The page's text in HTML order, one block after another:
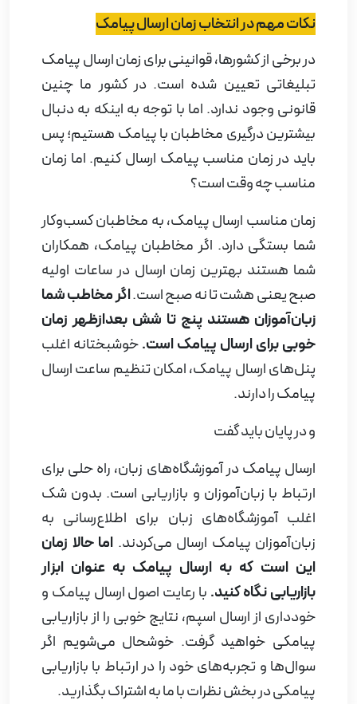
نکات مهم در انتخاب زمان ارسال پیامک
در برخی از کشورها، قوانینی برای زمان ارسال پیامک
تبلیغاتی تعیین شده است. در کشور ما چنین
قانونی وجود ندارد. اما با توجه به اینکه به دنبال
بیشترین درگیری مخاطبان با پیامک هستیم؛ پس
باید در زمان مناسب پیامک ارسال کنیم. اما زمان
مناسب چه وقت است؟
زمان مناسب ارسال پیامک، به مخاطبان کسب‌و‌کار
شما بستگی دارد. اگر مخاطبان پیامک، همکاران
شما هستند بهترین زمان ارسال در ساعات اولیه
صبح یعنی هشت تا نه صبح است.اگر مخاطب شما
زبان‌آموزان هستند پنج تا شش بعد‌ازظهر زمان
خوبی برای ارسال پیامک است.خوشبختانه اغلب
پنل‌های ارسال پیامک، امکان تنظیم ساعت ارسال
پیامک را دارند.
و در پایان باید گفت
ارسال پیامک در آموزشگاه‌های زبان، راه حلی برای
ارتباط با زبان‌آموزان و بازاریابی است. بدون شک
اغلب آموزشگاه‌های زبان برای اطلاع‌رسانی به
زبان‌آموزان پیامک ارسال می‌کردند. اما حالا زمان
این است که به ارسال پیامک به عنوان ابزار
بازاریابی نگاه کنید. با رعایت اصول ارسال پیامک و
خودداری از ارسال اسپم، نتایج خوبی را از بازاریابی
پیامکی خواهید گرفت. خوشحال می‌شویم اگر
سوال‌ها و تجربه‌های خود را در ارتباط با بازاریابی
پیامکی در بخش نظرات با ما به اشتراک بگذارید.